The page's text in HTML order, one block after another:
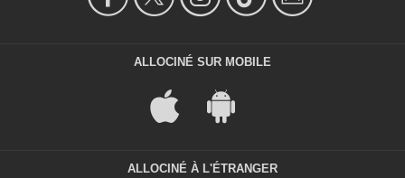
ALLOCINÉ SUR MOBILE
ALLOCINÉ À L'ÉTRANGER